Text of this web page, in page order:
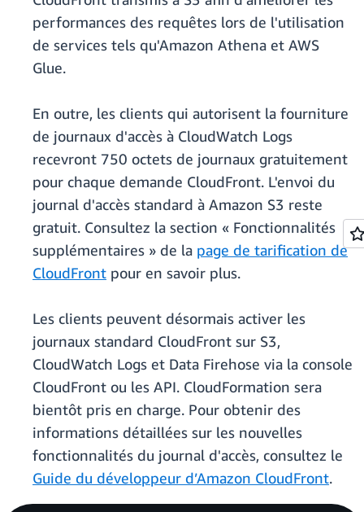
performances des requêtes lors de l'utilisation
de services tels qu'Amazon Athena et AWS
Glue.
En outre, les clients qui autorisent la fourniture
de journaux d'accès à CloudWatch Logs
recevront 750 octets de journaux gratuitement
pour chaque demande CloudFront. L'envoi du
journal d'accès standard à Amazon S3 reste
gratuit. Consultez la section « Fonctionnalités
supplémentaires » de la page de tarification de
CloudFront pour en savoir plus.
Les clients peuvent désormais activer les
journaux standard CloudFront sur S3,
CloudWatch Logs et Data Firehose via la console
CloudFront ou les API. CloudFormation sera
bientôt pris en charge. Pour obtenir des
informations détaillées sur les nouvelles
fonctionnalités du journal d'accès, consultez le
Guide du développeur d’Amazon CloudFront.